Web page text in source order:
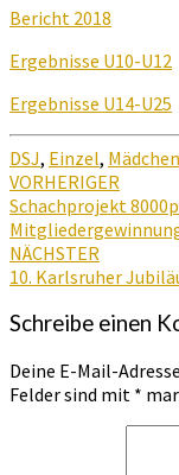
Bericht 2018
Ergebnisse U10-U12
Ergebnisse U14-U25
DSJ, Einzel, Mädchen
VORHERIGER
Schachprojekt
NÄCHSTER
10. Karlsruher
Schreibe einen
Deine E-Mail-
Felder sind mit *